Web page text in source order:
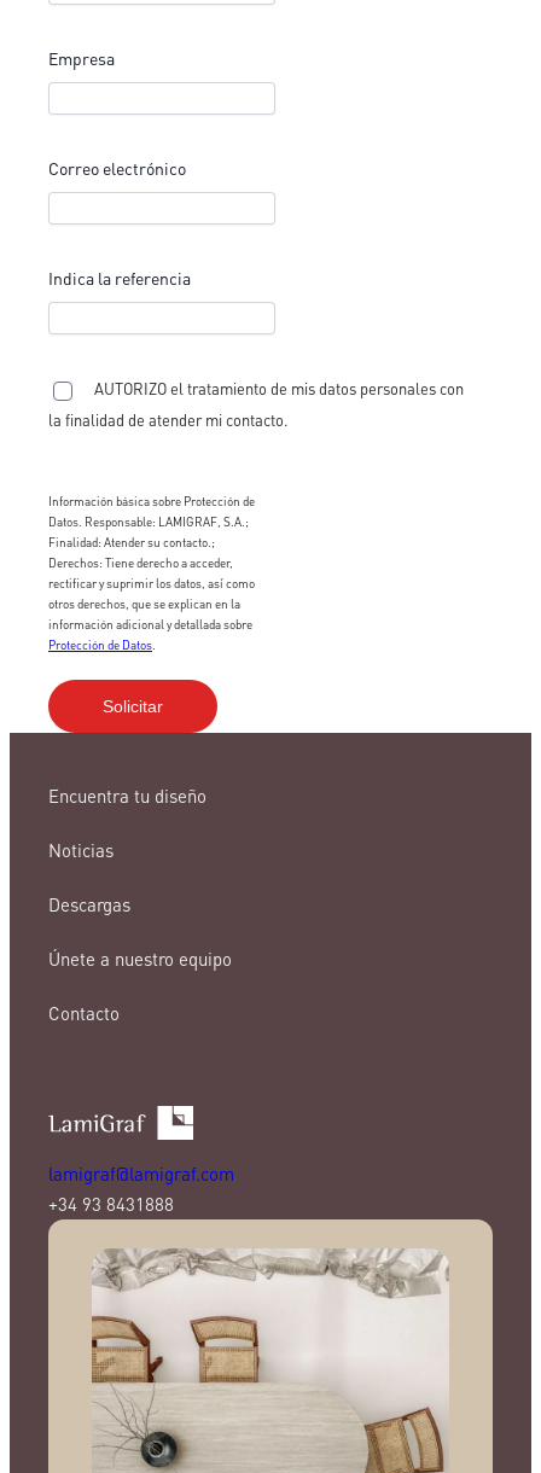
Empresa
Correo electrónico
Indica la referencia
AUTORIZO el tratamiento de mis datos personales con
la finalidad de atender mi contacto.
Información básica sobre Protección de
Datos. Responsable: LAMIGRAF, S.A.;
Finalidad: Atender su contacto.;
Derechos: Tiene derecho a acceder,
rectificar y suprimir los datos, así como
otros derechos, que se explican en la
información adicional y detallada sobre
Protección de Datos
Encuentra tu diseño
Noticias
Descargas
Únete a nuestro equipo
Contacto
lamigraf@lamigraf.com
+34 93 8431888